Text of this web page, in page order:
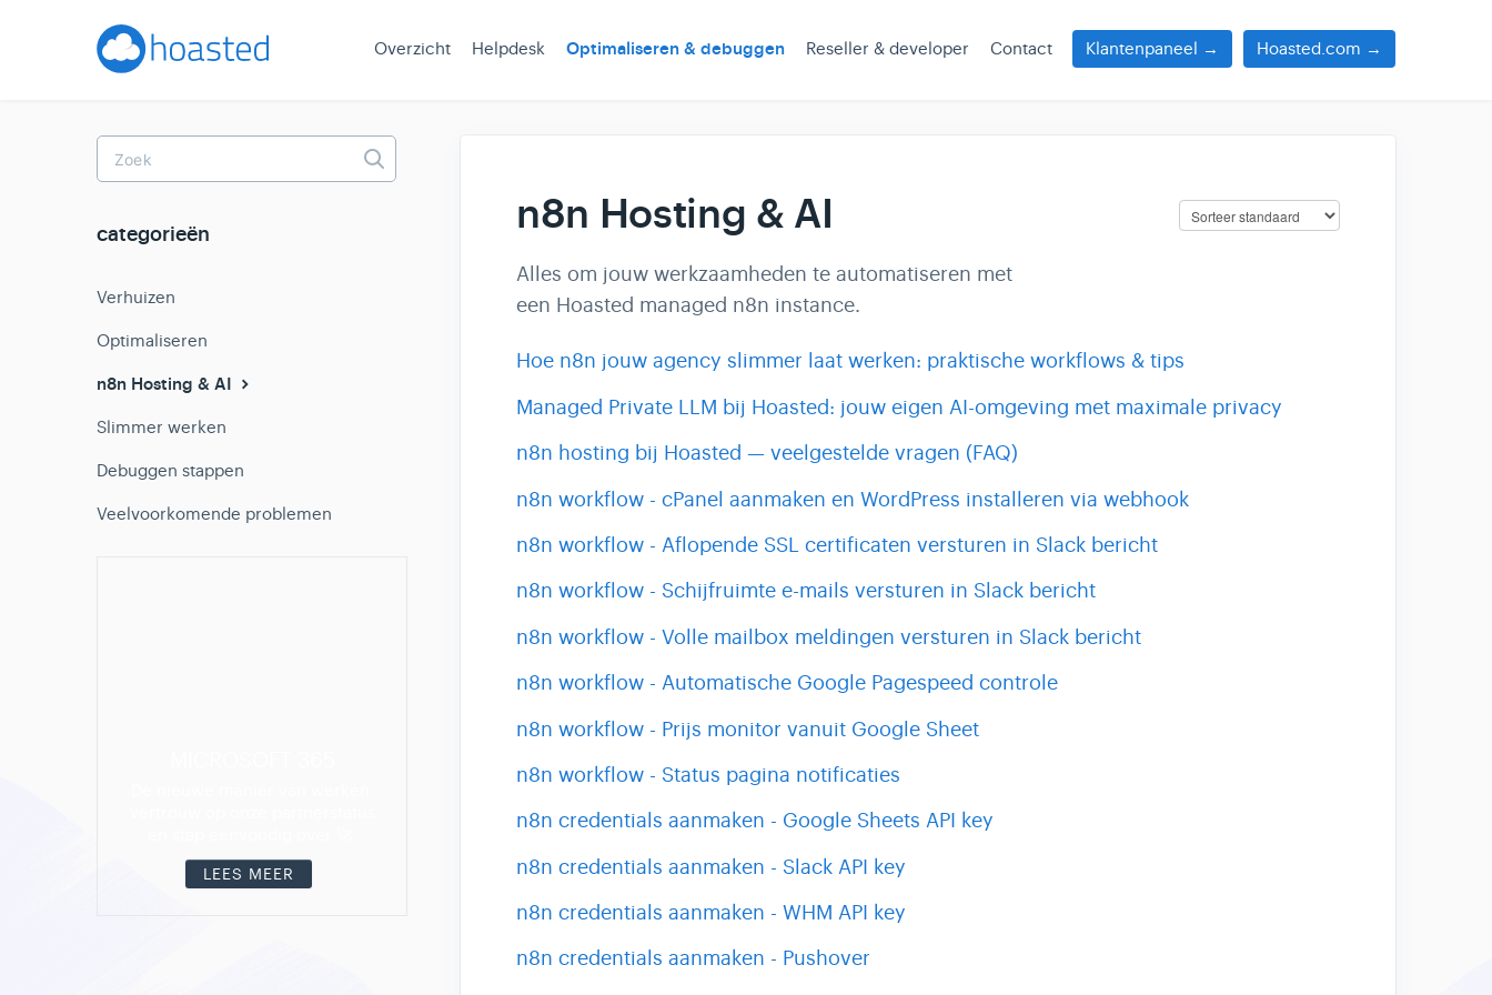
Overzicht Helpdesk Optimaliseren & debuggen Reseller & developer Contact Klantenpaneel → Hoasted.com →
n8n Hosting & AI
Alles om jouw werkzaamheden te automatiseren met
een Hoasted managed n8n instance.
Hoe n8n jouw agency slimmer laat werken: praktische workflows & tips
Managed Private LLM bij Hoasted: jouw eigen AI-omgeving met maximale privacy
n8n hosting bij Hoasted — veelgestelde vragen (FAQ)
n8n workflow - cPanel aanmaken en WordPress installeren via webhook
n8n workflow - Aflopende SSL certificaten versturen in Slack bericht
n8n workflow - Schijfruimte e-mails versturen in Slack bericht
n8n workflow - Volle mailbox meldingen versturen in Slack bericht
n8n workflow - Automatische Google Pagespeed controle
n8n workflow - Prijs monitor vanuit Google Sheet
n8n workflow - Status pagina notificaties
n8n credentials aanmaken - Google Sheets API key
n8n credentials aanmaken - Slack API key
n8n credentials aanmaken - WHM API key
n8n credentials aanmaken - Pushover
Toggle
Search
categorieën
Verhuizen
Optimaliseren
n8n Hosting & AI
Slimmer werken
Debuggen stappen
Veelvoorkomende problemen
LEES MEER